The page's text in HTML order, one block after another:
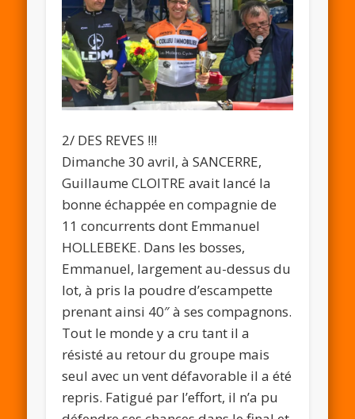
2/ DES REVES !!!
Dimanche 30 avril, à SANCERRE,
Guillaume CLOITRE avait lancé la
bonne échappée en compagnie de
11 concurrents dont Emmanuel
HOLLEBEKE. Dans les bosses,
Emmanuel, largement au-dessus du
lot, à pris la poudre d’escampette
prenant ainsi 40″ à ses compagnons.
Tout le monde y a cru tant il a
résisté au retour du groupe mais
seul avec un vent défavorable il a été
repris. Fatigué par l’effort, il n’a pu